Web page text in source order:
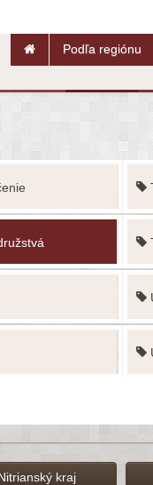
Podľa regiónu
kraj